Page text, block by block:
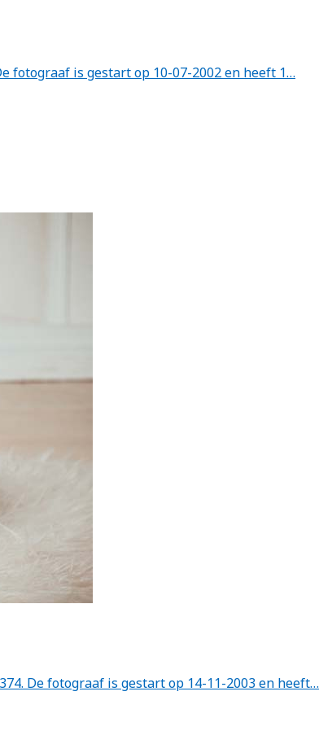
fotograaf is gestart op 10-07-2002 en heeft 1…
De fotograaf is gestart op 14-11-2003 en heeft…